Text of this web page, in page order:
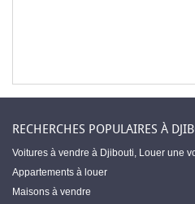
RECHERCHES POPULAIRES À
Voitures à vendre à Djibouti, Louer une
Appartements à louer
Maisons à vendre